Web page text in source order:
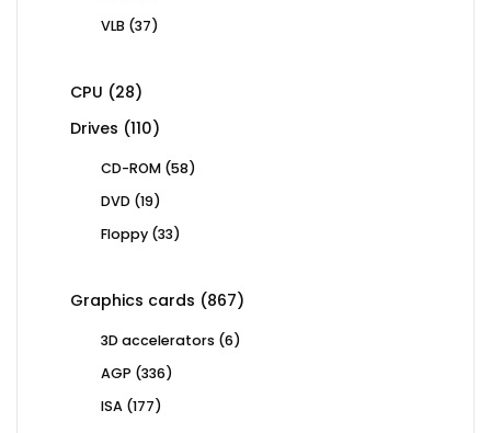
VLB 3737
CPU 2828
products
Drives 110110
CD-ROM 5858
DVD 1919
Floppy 3333
Graphics cards 867867
3D accelerators 66
AGP 336336
ISA 177177